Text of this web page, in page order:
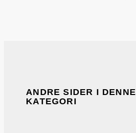
ANDRE SIDER I DENNE
KATEGORI